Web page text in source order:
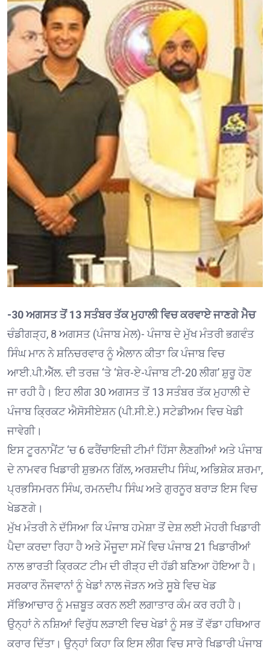
-30 ਅਗਸਤ ਤੋਂ 13 ਸਤੰਬਰ ਤੱਕ ਮੁਹਾਲੀ ਵਿਚ ਕਰਵਾਏ ਜਾਣਗੇ ਮੈਚ
ਚੰਡੀਗੜ੍ਹ, 8 ਅਗਸਤ (ਪੰਜਾਬ ਮੇਲ)- ਪੰਜਾਬ ਦੇ ਮੁੱਖ ਮੰਤਰੀ ਭਗਵੰਤ
ਸਿੰਘ ਮਾਨ ਨੇ ਸ਼ਨਿਚਰਵਾਰ ਨੂੰ ਐਲਾਨ ਕੀਤਾ ਕਿ ਪੰਜਾਬ ਵਿਚ
ਆਈ.ਪੀ.ਐੱਲ. ਦੀ ਤਰਜ਼ ‘ਤੇ ‘ਸ਼ੇਰ-ਏ-ਪੰਜਾਬ ਟੀ-20 ਲੀਗ’ ਸ਼ੁਰੂ ਹੋਣ
ਜਾ ਰਹੀ ਹੈ। ਇਹ ਲੀਗ 30 ਅਗਸਤ ਤੋਂ 13 ਸਤੰਬਰ ਤੱਕ ਮੁਹਾਲੀ ਦੇ
ਪੰਜਾਬ ਕ੍ਰਿਕਟ ਐਸੋਸੀਏਸ਼ਨ (ਪੀ.ਸੀ.ਏ.) ਸਟੇਡੀਅਮ ਵਿਚ ਖੇਡੀ
ਜਾਵੇਗੀ।
ਇਸ ਟੂਰਨਾਮੈਂਟ ‘ਚ 6 ਫਰੈਂਚਾਇਜ਼ੀ ਟੀਮਾਂ ਹਿੱਸਾ ਲੈਣਗੀਆਂ ਅਤੇ ਪੰਜਾਬ
ਦੇ ਨਾਮਵਰ ਖਿਡਾਰੀ ਸ਼ੁਭਮਨ ਗਿੱਲ, ਅਰਸ਼ਦੀਪ ਸਿੰਘ, ਅਭਿਸ਼ੇਕ ਸ਼ਰਮਾ,
ਪ੍ਰਭਸਿਮਰਨ ਸਿੰਘ, ਰਮਨਦੀਪ ਸਿੰਘ ਅਤੇ ਗੁਰਨੂਰ ਬਰਾੜ ਇਸ ਵਿਚ
ਖੇਡਣਗੇ।
ਮੁੱਖ ਮੰਤਰੀ ਨੇ ਦੱਸਿਆ ਕਿ ਪੰਜਾਬ ਹਮੇਸ਼ਾ ਤੋਂ ਦੇਸ਼ ਲਈ ਮੋਹਰੀ ਖਿਡਾਰੀ
ਪੈਦਾ ਕਰਦਾ ਰਿਹਾ ਹੈ ਅਤੇ ਮੌਜੂਦਾ ਸਮੇਂ ਵਿਚ ਪੰਜਾਬ 21 ਖਿਡਾਰੀਆਂ
ਨਾਲ ਭਾਰਤੀ ਕ੍ਰਿਕਟ ਟੀਮ ਦੀ ਰੀੜ੍ਹ ਦੀ ਹੱਡੀ ਬਣਿਆ ਹੋਇਆ ਹੈ।
ਸਰਕਾਰ ਨੌਜਵਾਨਾਂ ਨੂੰ ਖੇਡਾਂ ਨਾਲ ਜੋੜਨ ਅਤੇ ਸੂਬੇ ਵਿਚ ਖੇਡ
ਸੱਭਿਆਚਾਰ ਨੂੰ ਮਜ਼ਬੂਤ ਕਰਨ ਲਈ ਲਗਾਤਾਰ ਕੰਮ ਕਰ ਰਹੀ ਹੈ।
ਉਨ੍ਹਾਂ ਨੇ ਨਸ਼ਿਆਂ ਵਿਰੁੱਧ ਲੜਾਈ ਵਿਚ ਖੇਡਾਂ ਨੂੰ ਸਭ ਤੋਂ ਵੱਡਾ ਹਥਿਆਰ
ਕਰਾਰ ਦਿੱਤਾ। ਉਨ੍ਹਾਂ ਕਿਹਾ ਕਿ ਇਸ ਲੀਗ ਵਿਚ ਸਾਰੇ ਖਿਡਾਰੀ ਪੰਜਾਬ